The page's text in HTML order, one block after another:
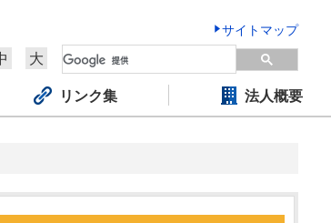
サイトマップ
大
リンク集 法人概要